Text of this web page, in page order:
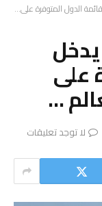
على أفضل الموانئ في العالم …
على
…
لا توجد تعليقات